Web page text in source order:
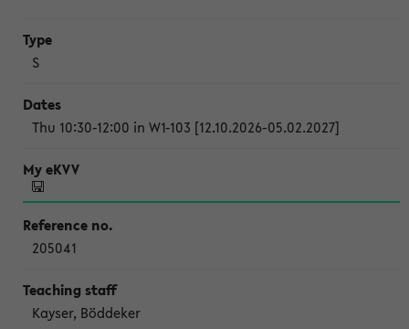
S
Thu 10:30-12:00 in W1-103 [12.10.2026-05.02.2027]
205041
Kayser, Böddeker